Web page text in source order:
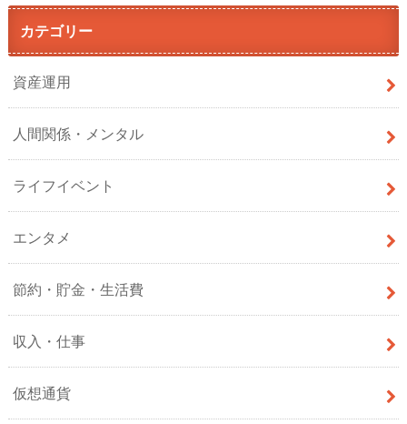
カテゴリー
資産運用
人間関係・メンタル
ライフイベント
エンタメ
節約・貯金・生活費
収入・仕事
仮想通貨